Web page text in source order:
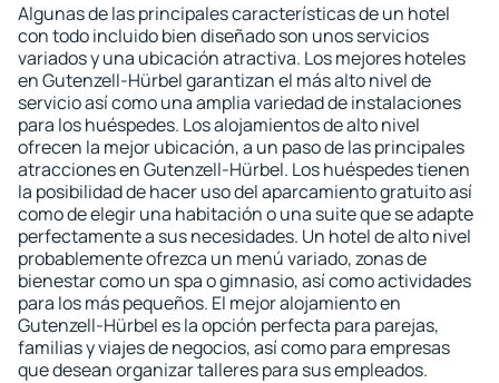
Algunas de las principales características de un hotel
con todo incluido bien diseñado son unos servicios
variados y una ubicación atractiva. Los mejores hoteles
en Gutenzell-Hürbel garantizan el más alto nivel de
servicio así como una amplia variedad de instalaciones
para los huéspedes. Los alojamientos de alto nivel
ofrecen la mejor ubicación, a un paso de las principales
atracciones en Gutenzell-Hürbel. Los huéspedes tienen
la posibilidad de hacer uso del aparcamiento gratuito así
como de elegir una habitación o una suite que se adapte
perfectamente a sus necesidades. Un hotel de alto nivel
probablemente ofrezca un menú variado, zonas de
bienestar como un spa o gimnasio, así como actividades
para los más pequeños. El mejor alojamiento en
Gutenzell-Hürbel es la opción perfecta para parejas,
familias y viajes de negocios, así como para empresas
que desean organizar talleres para sus empleados.